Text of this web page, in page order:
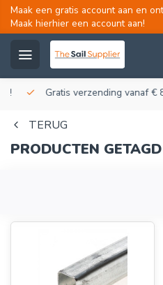
Maak een gratis account aan en
Maak hierhier een account aan!
Gratis verzending vanaf €
TERUG
PRODUCTEN